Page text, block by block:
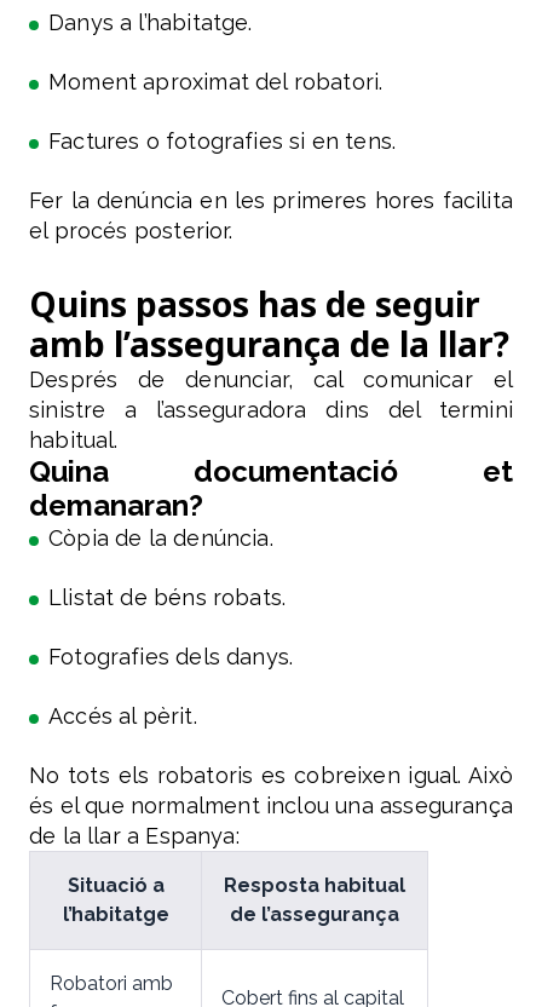
Danys a l’habitatge.
Moment aproximat del robatori.
Factures o fotografies si en tens.
Fer la denúncia en les primeres hores facilita
el procés posterior.
Quins passos has de seguir
amb l’assegurança de la llar?
Després de denunciar, cal comunicar el
sinistre a l’asseguradora dins del termini
habitual.
Quina documentació et
demanaran?
Còpia de la denúncia.
Llistat de béns robats.
Fotografies dels danys.
Accés al pèrit.
No tots els robatoris es cobreixen igual. Això
és el que normalment inclou una assegurança
de la llar a Espanya:
Situació a
l’habitatge
Resposta habitual
de l’assegurança
Robatori amb
Cobert fins al capital